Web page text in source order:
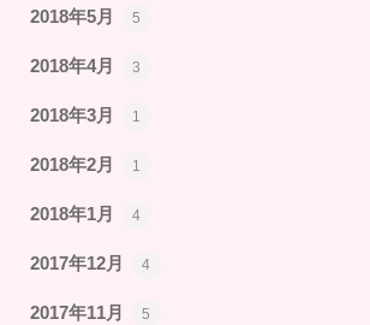
2018年5月 5
2018年4月 3
2018年3月 1
2018年2月 1
2018年1月 4
2017年12月 4
2017年11月 5